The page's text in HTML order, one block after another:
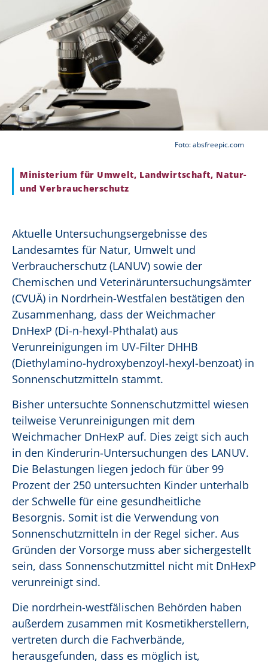
Foto: absfreepic.com
Ministerium für Umwelt, Landwirtschaft, Natur-
und Verbraucherschutz
Aktuelle Untersuchungsergebnisse des
Landesamtes für Natur, Umwelt und
Verbraucherschutz (LANUV) sowie der
Chemischen und Veterinäruntersuchungsämter
(CVUÄ) in Nordrhein-Westfalen bestätigen den
Zusammenhang, dass der Weichmacher
DnHexP (Di-n-hexyl-Phthalat) aus
Verunreinigungen im UV-Filter DHHB
(Diethylamino-hydroxybenzoyl-hexyl-benzoat) in
Sonnenschutzmitteln stammt.
Bisher untersuchte Sonnenschutzmittel wiesen
teilweise Verunreinigungen mit dem
Weichmacher DnHexP auf. Dies zeigt sich auch
in den Kinderurin-Untersuchungen des LANUV.
Die Belastungen liegen jedoch für über 99
Prozent der 250 untersuchten Kinder unterhalb
der Schwelle für eine gesundheitliche
Besorgnis. Somit ist die Verwendung von
Sonnenschutzmitteln in der Regel sicher. Aus
Gründen der Vorsorge muss aber sichergestellt
sein, dass Sonnenschutzmittel nicht mit DnHexP
verunreinigt sind.
Die nordrhein-westfälischen Behörden haben
außerdem zusammen mit Kosmetikherstellern,
vertreten durch die Fachverbände,
herausgefunden, dass es möglich ist,